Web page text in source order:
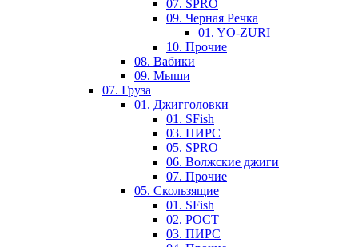
07. SPRO
09. Черная Речка
01. YO-ZURI
10. Прочие
08. Вабики
09. Мыши
07. Груза
01. Джигголовки
01. SFish
03. ПИРС
05. SPRO
06. Волжские джиги
07. Прочие
05. Скользящие
01. SFish
02. РОСТ
03. ПИРС